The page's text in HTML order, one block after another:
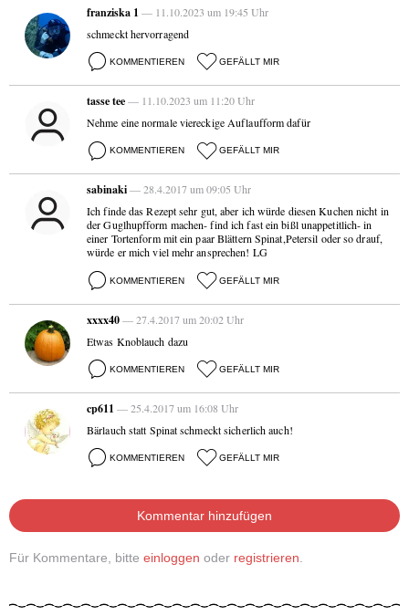
franziska 1 — 11.10.2023 um 19:45 Uhr
schmeckt hervorragend
KOMMENTIEREN GEFÄLLT MIR
tasse tee— 11.10.2023 um 11:20 Uhr
Nehme eine normale viereckige Auflaufform dafür
KOMMENTIEREN GEFÄLLT MIR
sabinaki— 28.4.2017 um 09:05 Uhr
Ich finde das Rezept sehr gut, aber ich würde diesen Kuchen nicht in
der Guglhupfform machen- find ich fast ein bißl unappetitlich- in
einer Tortenform mit ein paar Blättern Spinat,Petersil oder so drauf,
würde er mich viel mehr ansprechen! LG
KOMMENTIEREN GEFÄLLT MIR
xxxx40— 27.4.2017 um 20:02 Uhr
Etwas Knoblauch dazu
KOMMENTIEREN GEFÄLLT MIR
cp611 — 25.4.2017 um 16:08 Uhr
Bärlauch statt Spinat schmeckt sicherlich auch!
KOMMENTIEREN GEFÄLLT MIR
Kommentar hinzufügen
Für Kommentare, bitte einloggen oder registrieren